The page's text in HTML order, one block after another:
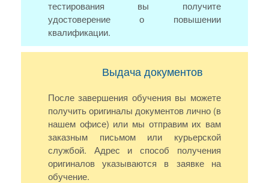
тестирования вы получите
удостоверение о повышении
квалификации.
Выдача документов
После завершения обучения вы можете
получить оригиналы документов лично (в
нашем офисе) или мы отправим их вам
заказным письмом или курьерской
службой. Адрес и способ получения
оригиналов указываются в заявке на
обучение.